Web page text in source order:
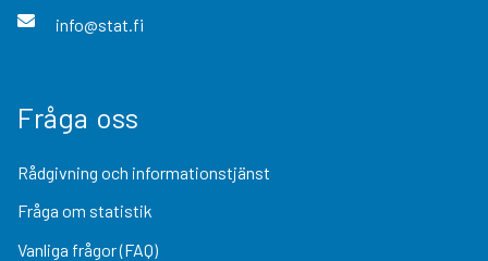
info@stat.fi
Fråga oss
Rådgivning och informationstjänst
Fråga om statistik
Vanliga frågor (FAQ)